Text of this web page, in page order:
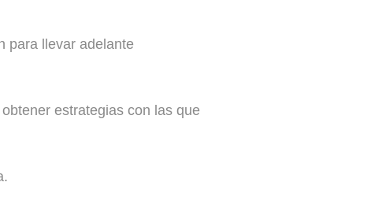
para llevar adelante
estrategias con las que